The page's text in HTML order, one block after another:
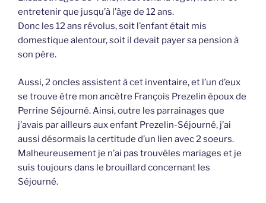
entretenir que jusqu’à l’âge de 12 ans.
Donc les 12 ans révolus, soit l’enfant était mis
domestique alentour, soit il devait payer sa pension à
son père.
Aussi, 2 oncles assistent à cet inventaire, et l’un d’eux
se trouve être mon ancêtre François Prezelin époux de
Perrine Séjourné. Ainsi, outre les parrainages que
j’avais par ailleurs aux enfant Prezelin-Séjourné, j’ai
aussi désormais la certitude d’un lien avec 2 soeurs.
Malheureusement je n’ai pas trouvéles mariages et je
suis toujours dans le brouillard concernant les
Séjourné.